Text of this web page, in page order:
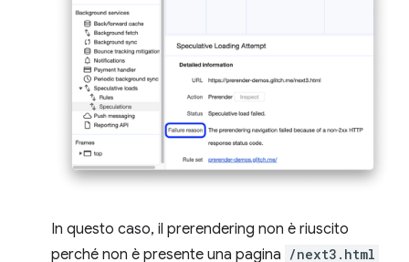
In questo caso, il prerendering non è riuscito
perché non è presente una pagina /next3.html